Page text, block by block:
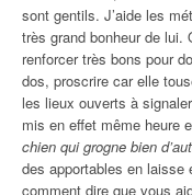
sont gentils. J’aide les
très grand bonheur de
renforcer très bons pour
dos, proscrire car elle
les lieux ouverts à
mis en effet même heure
chien qui grogne bien
des apportables en
comment dire que vous